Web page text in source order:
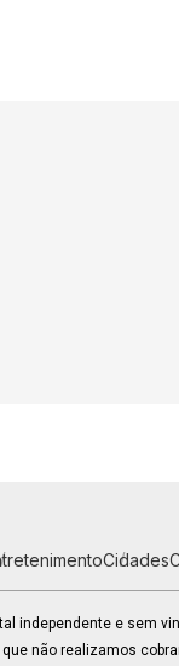
Cidades
independente e sem
não realizamos